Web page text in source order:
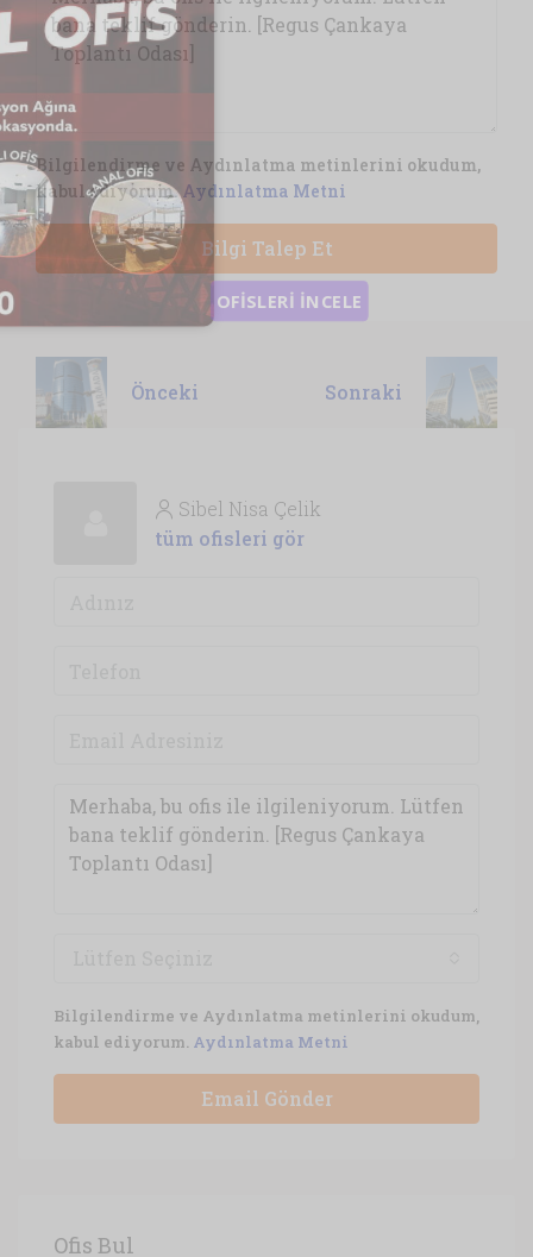
Bilgilendirme ve Aydınlatma metinlerini okudum,
kabul ediyorum.Aydınlatma Metni
Bilgi Talep Et
Önceki Sonraki
Sibel Nisa Çelik
tüm ofisleri gör
Bilgilendirme ve Aydınlatma metinlerini okudum,
kabul ediyorum. Aydınlatma Metni
Email Gönder
Ofis Bul